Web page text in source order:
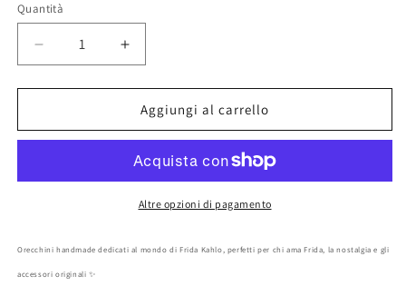
Quantità
Diminuisci
quantità
per
Frida
e
Aumenta
quantità
per
Orecchini
Frida
bianco
e
nero
Aggiungi al carrello
Altre opzioni di pagamento
Orecchini handmade dedicati al mondo di Frida Kahlo, perfetti per chi ama Frida, la nostalgia e gli
accessori originali ✨